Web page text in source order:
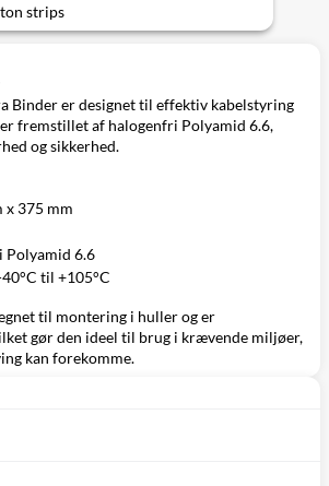
strips
Binder er designet til effektiv kabelstyring
fremstillet af halogenfri Polyamid 6.6,
og sikkerhed.
x 375 mm
Polyamid 6.6
til +105°C
til montering i huller og er
gør den ideel til brug i krævende miljøer,
kan forekomme.